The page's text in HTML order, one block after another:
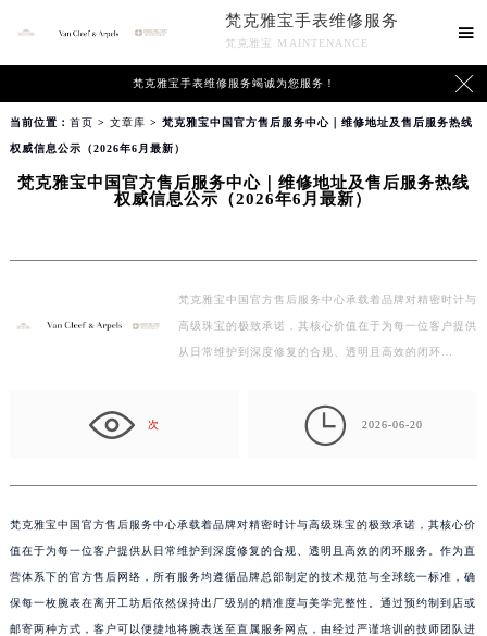
梵克雅宝手表维修服务
梵克雅宝 MAINTENANCE

梵克雅宝手表维修服务竭诚为您服务！ 
当前位置： 首页 > 文章库 > 梵克雅宝中国官方售后服务中心｜维修地址及售后服务热线
权威信息公示（2026年6月最新）
梵克雅宝中国官方售后服务中心｜维修地址及售后服务热线
权威信息公示（2026年6月最新）
梵克雅宝中国官方售后服务中心承载着品牌对精密时计与
高级珠宝的极致承诺，其核心价值在于为每一位客户提供
从日常维护到深度修复的合规、透明且高效的闭环…
次  2026-06-20
梵克雅宝中国官方售后服务中心承载着品牌对精密时计与高级珠宝的极致承诺，其核心价
值在于为每一位客户提供从日常维护到深度修复的合规、透明且高效的闭环服务。作为直
营体系下的官方售后网络，所有服务均遵循品牌总部制定的技术规范与全球统一标准，确
保每一枚腕表在离开工坊后依然保持出厂级别的精准度与美学完整性。通过预约制到店或
邮寄两种方式，客户可以便捷地将腕表送至直属服务网点，由经过严谨培训的技师团队进